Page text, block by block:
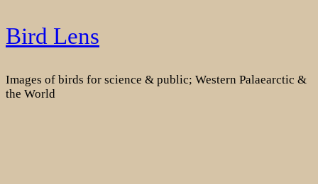
Skip
to
Bird Lens
Images of birds for science & public; Western Palaearctic &
the World